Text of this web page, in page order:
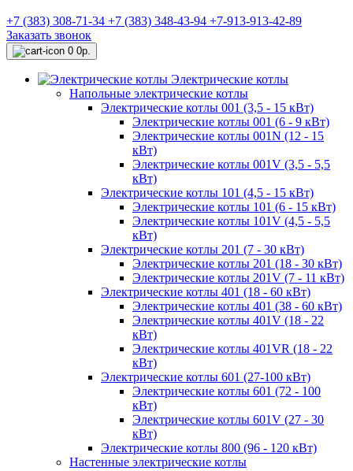
+7 (383) 308-71-34 +7 (383) 348-43-94 +7-913-913-42-89
Заказать звонок
0 0р.
Электрические котлы
Напольные электрические котлы
Электрические котлы 001 (3,5 - 15 кВт)
Электрические котлы 001 (6 - 9 кВт)
Электрические котлы 001N (12 - 15
кВт)
Электрические котлы 001V (3,5 - 5,5
кВт)
Электрические котлы 101 (4,5 - 15 кВт)
Электрические котлы 101 (6 - 15 кВт)
Электрические котлы 101V (4,5 - 5,5
кВт)
Электрические котлы 201 (7 - 30 кВт)
Электрические котлы 201 (18 - 30 кВт)
Электрические котлы 201V (7 - 11 кВт)
Электрические котлы 401 (18 - 60 кВт)
Электрические котлы 401 (38 - 60 кВт)
Электрические котлы 401V (18 - 22
кВт)
Электрические котлы 401VR (18 - 22
кВт)
Электрические котлы 601 (27-100 кВт)
Электрические котлы 601 (72 - 100
кВт)
Электрические котлы 601V (27 - 30
кВт)
Электрические котлы 800 (96 - 120 кВт)
Настенные электрические котлы